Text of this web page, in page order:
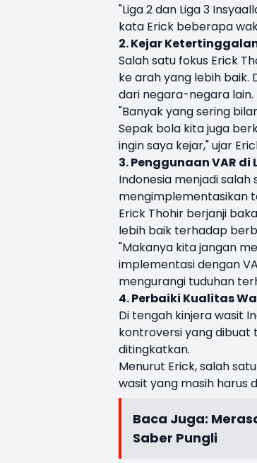
"Liga 2 dan Liga 3
kata Erick beberapa
2. Kejar
Salah satu fokus Erick
ke arah yang lebih
dari negara-negara lain.
"Banyak yang sering
Sepak bola kita juga
ingin saya kejar," ujar
3. Penggunaan VAR di
Indonesia menjadi
mengimplementasikan
Erick Thohir berjanji
lebih baik terhadap
"Makanya kita jangan
implementasi dengan
mengurangi tuduhan
4. Perbaiki Kualitas
Di tengah kinjera wasit
kontroversi yang dibuat
ditingkatkan.
Menurut Erick, salah
wasit yang masih harus
Baca Juga:
Saber Pungli